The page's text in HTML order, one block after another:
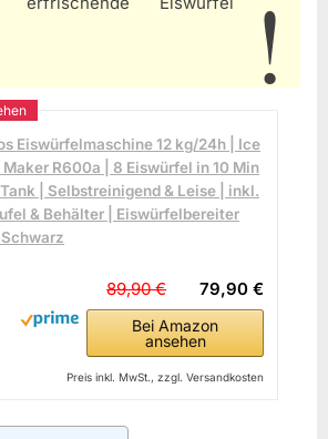
Eiswürfelmaschine 12 kg/24h | Ice
Maker R600a | 8 Eiswürfel in 10 Min
Tank | Selbstreinigend & Leise | inkl.
& Behälter | Eiswürfelbereiter
79,90 €
89,90 €
Bei Amazon
ansehen
Preis inkl. MwSt., zzgl. Versandkosten